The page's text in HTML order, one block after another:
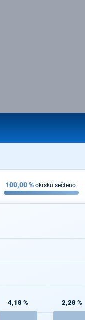
100,00% okrsků sečteno
4,18 % 2,28 %